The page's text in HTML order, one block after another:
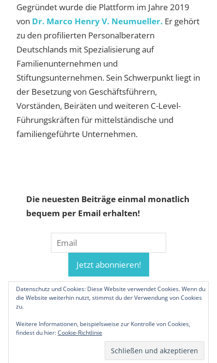
Gegründet wurde die Plattform im Jahre 2019
von Dr. Marco Henry V. Neumueller. Er gehört
zu den profilierten Personalberatern
Deutschlands mit Spezialisierung auf
Familienunternehmen und
Stiftungsunternehmen. Sein Schwerpunkt liegt in
der Besetzung von Geschäftsführern,
Vorständen, Beiräten und weiteren C-Level-
Führungskräften für mittelständische und
familiengeführte Unternehmen.
Die neuesten Beiträge einmal monatlich
bequem per Email erhalten!
© 2019-2026 Familienunternehmen.eu. Alle
Rechte vorbehalten.
Datenschutz und Cookies: Diese Website verwendet Cookies. Wenn du
die Website weiterhin nutzt, stimmst du der Verwendung von Cookies
zu.
Weitere Informationen, beispielsweise zur Kontrolle von Cookies,
findest du hier:Cookie-Richtlinie